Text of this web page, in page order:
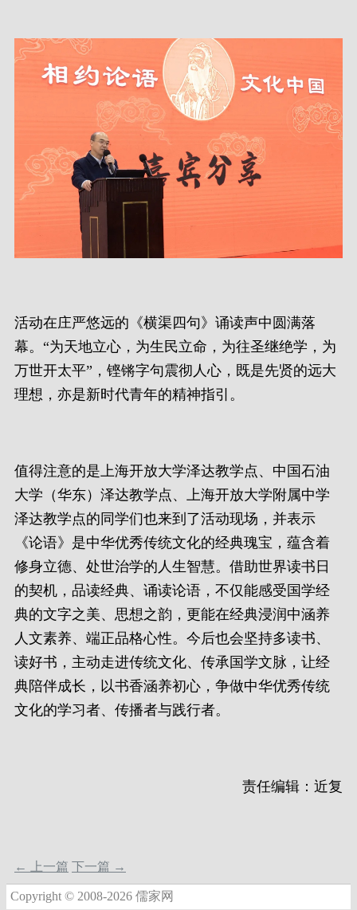
活动在庄严悠远的《横渠四句》诵读声中圆满落
幕。“为天地立心，为生民立命，为往圣继绝学，为
万世开太平”，铿锵字句震彻人心，既是先贤的远大
理想，亦是新时代青年的精神指引。
值得注意的是上海开放大学泽达教学点、中国石油
大学（华东）泽达教学点、上海开放大学附属中学
泽达教学点的同学们也来到了活动现场，并表示
《论语》是中华优秀传统文化的经典瑰宝，蕴含着
修身立德、处世治学的人生智慧。借助世界读书日
的契机，品读经典、诵读论语，不仅能感受国学经
典的文字之美、思想之韵，更能在经典浸润中涵养
人文素养、端正品格心性。今后也会坚持多读书、
读好书，主动走进传统文化、传承国学文脉，让经
典陪伴成长，以书香涵养初心，争做中华优秀传统
文化的学习者、传播者与践行者。
责任编辑：近复
← 上一篇 下一篇 →
Copyright © 2008-2026 儒家网